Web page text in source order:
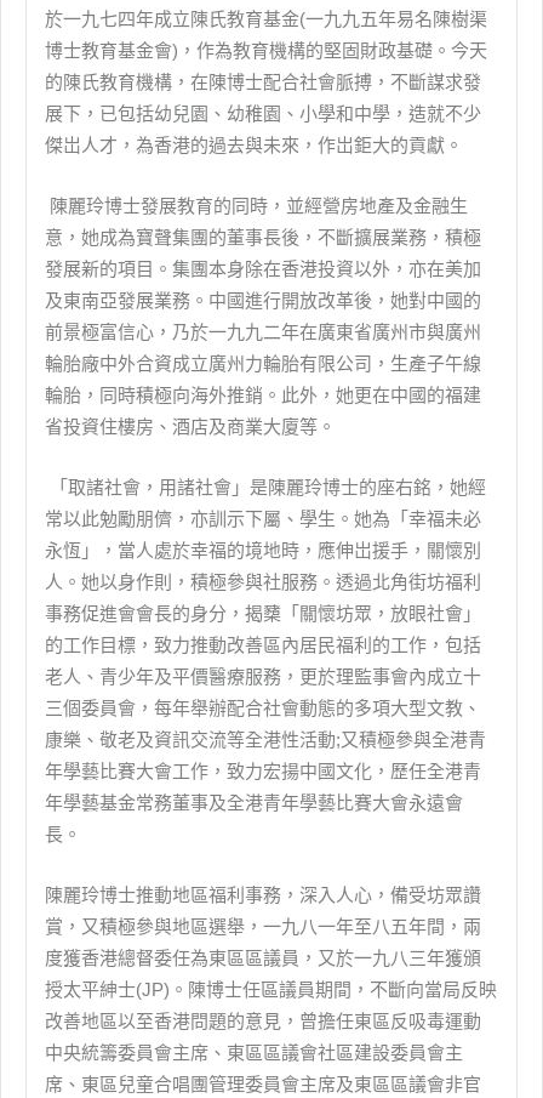
於一九七四年成立陳氏教育基金(一九九五年易名陳樹渠
博士教育基金會)，作為教育機構的堅固財政基礎。今天
的陳氏教育機構，在陳博士配合社會脈搏，不斷謀求發
展下，已包括幼兒園、幼稚園、小學和中學，造就不少
傑岀人才，為香港的過去與未來，作岀鉅大的貢獻。
陳麗玲博士發展教育的同時，並經營房地產及金融生
意，她成為寶聲集團的董事長後，不斷擴展業務，積極
發展新的項目。集團本身除在香港投資以外，亦在美加
及東南亞發展業務。中國進行開放改革後，她對中國的
前景極富信心，乃於一九九二年在廣東省廣州市與廣州
輪胎廠中外合資成立廣州力輪胎有限公司，生產子午線
輪胎，同時積極向海外推銷。此外，她更在中國的福建
省投資住樓房、酒店及商業大廈等。
「取諸社會，用諸社會」是陳麗玲博士的座右銘，她經
常以此勉勵朋儕，亦訓示下屬、學生。她為「幸福未必
永恆」，當人處於幸福的境地時，應伸岀援手，關懷別
人。她以身作則，積極參與社服務。透過北角街坊福利
事務促進會會長的身分，揭櫫「關懷坊眾，放眼社會」
的工作目標，致力推動改善區內居民福利的工作，包括
老人、青少年及平價醫療服務，更於理監事會內成立十
三個委員會，每年舉辦配合社會動態的多項大型文教、
康樂、敬老及資訊交流等全港性活動;又積極參與全港青
年學藝比賽大會工作，致力宏揚中國文化，歷任全港青
年學藝基金常務董事及全港青年學藝比賽大會永遠會
長。
陳麗玲博士推動地區福利事務，深入人心，備受坊眾讚
賞，又積極參與地區選舉，一九八一年至八五年間，兩
度獲香港總督委任為東區區議員，又於一九八三年獲頒
授太平紳士(JP)。陳博士任區議員期間，不斷向當局反映
改善地區以至香港問題的意見，曾擔任東區反吸毒運動
中央統籌委員會主席、東區區議會社區建設委員會主
席、東區兒童合唱團管理委員會主席及東區區議會非官